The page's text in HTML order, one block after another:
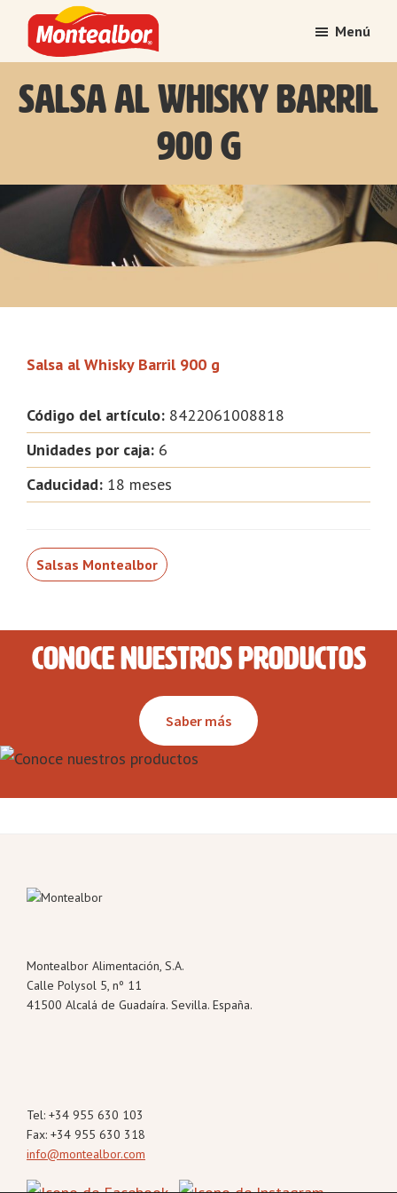
Saltar
contenido
principal
Saltar
pie
página
Montealbor
atesorada
Menú
Salsa al Whisky Barril
900 g
Salsa al Whisky Barril 900 g
Código del artículo: 8422061008818
Unidades por caja: 6
Caducidad: 18 meses
Salsas Montealbor
Conoce nuestros productos
Saber más
Footer
Montealbor Alimentación, S.A.
Calle Polysol 5, nº 11
41500 Alcalá de Guadaíra. Sevilla. España.
Tel: +34 955 630 103
Fax: +34 955 630 318
info@montealbor.com